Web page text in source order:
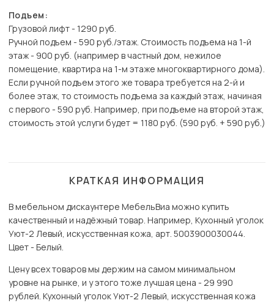
Подъем:
Грузовой лифт - 1290 руб.
Ручной подъем - 590 руб./этаж. Стоимость подъема на 1-й
этаж - 900 руб. (например в частный дом, нежилое
помещение, квартира на 1-м этаже многоквартирного дома).
Если ручной подъем этого же товара требуется на 2-й и
более этаж, то стоимость подъема за каждый этаж, начиная
с первого - 590 руб. Например, при подъеме на второй этаж,
стоимость этой услуги будет = 1180 руб. (590 руб. + 590 руб.)
КРАТКАЯ ИНФОРМАЦИЯ
В мебельном дискаунтере МебельВиа можно купить
качественный и надёжный товар. Например, Кухонный уголок
Уют-2 Левый, искусственная кожа, арт. 5003900030044.
Цвет - Белый.
Цену всех товаров мы держим на самом минимальном
уровне на рынке, и у этого тоже лучшая цена - 29 990
рублей. Кухонный уголок Уют-2 Левый, искусственная кожа